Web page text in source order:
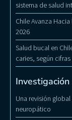
sistema de salud
Chile Avanza
2026
Salud bucal en
caries, según
Investigación
Una revisión
neuropático